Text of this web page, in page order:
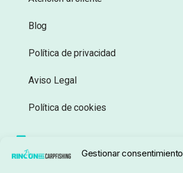
Gestionar consentimiento
Blog
Política de privacidad
Aviso Legal
Política de cookies